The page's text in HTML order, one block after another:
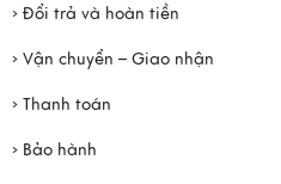
› Đổi trả và hoàn tiền
› Vận chuyển – Giao nhận
› Thanh toán
› Bảo hành